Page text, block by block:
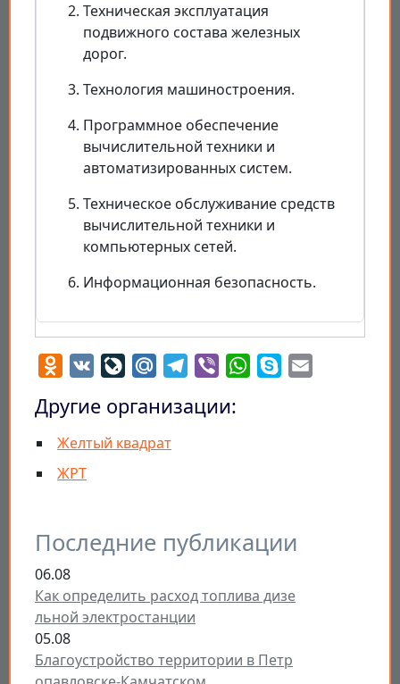
Последние публикации
06.08
Как определить расход топлива дизе
льной электростанции
05.08
Благоустройство территории в Петр
Техническая эксплуатация
подвижного состава железных
дорог.
Технология машиностроения.
Программное обеспечение
вычислительной техники и
автоматизированных систем.
Техническое обслуживание средств
вычислительной техники и
компьютерных сетей.
Информационная безопасность.
Odnoklassniki
VK LiveJournal
Mail.RuTelegram
Viber WhatsApp
Skype
Другие организации:
Желтый квадрат
ЖРТ